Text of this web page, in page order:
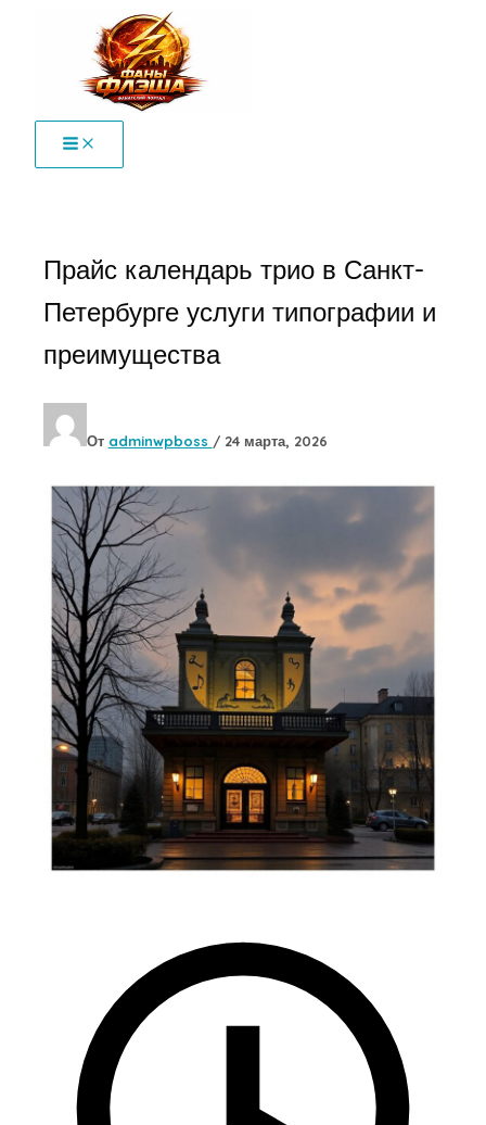
содержимому
Прайс календарь трио в Санкт-
Петербурге услуги типографии и
преимущества
От adminwpboss / 24 марта, 2026